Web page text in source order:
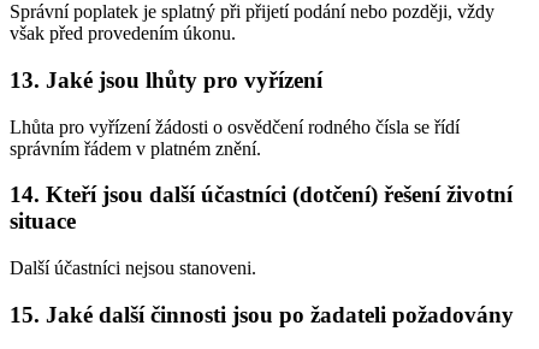
Správní poplatek je splatný při přijetí podání nebo později, vždy
však před provedením úkonu.
13. Jaké jsou lhůty pro vyřízení
Lhůta pro vyřízení žádosti o osvědčení rodného čísla se řídí
správním řádem v platném znění.
14. Kteří jsou další účastníci (dotčení) řešení životní
situace
Další účastníci nejsou stanoveni.
15. Jaké další činnosti jsou po žadateli požadovány